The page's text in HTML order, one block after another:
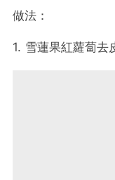
做法：
1. 雪蓮果紅蘿蔔去